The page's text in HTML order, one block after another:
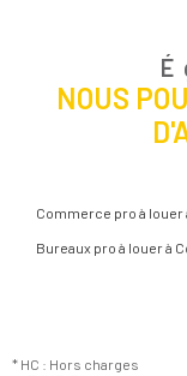
NOUS
Commerce pro à louer
Bureaux pro à louer à
* HC : Hors charges